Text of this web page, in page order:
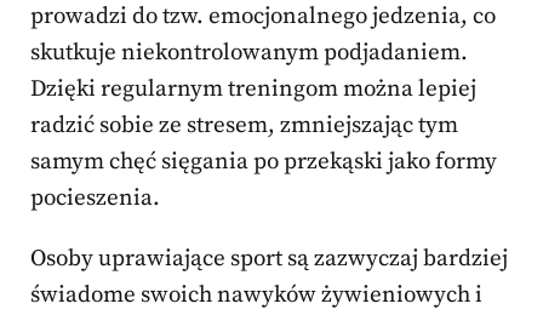
prowadzi do tzw. emocjonalnego jedzenia, co
skutkuje niekontrolowanym podjadaniem.
Dzięki regularnym treningom można lepiej
radzić sobie ze stresem, zmniejszając tym
samym chęć sięgania po przekąski jako formy
pocieszenia.
Osoby uprawiające sport są zazwyczaj bardziej
świadome swoich nawyków żywieniowych i